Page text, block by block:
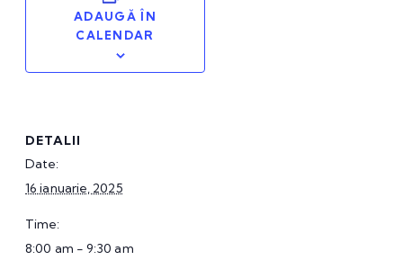
ADAUGĂ ÎN
CALENDAR
DETALII
Date:
16 ianuarie, 2025
Time:
8:00 am - 9:30 am